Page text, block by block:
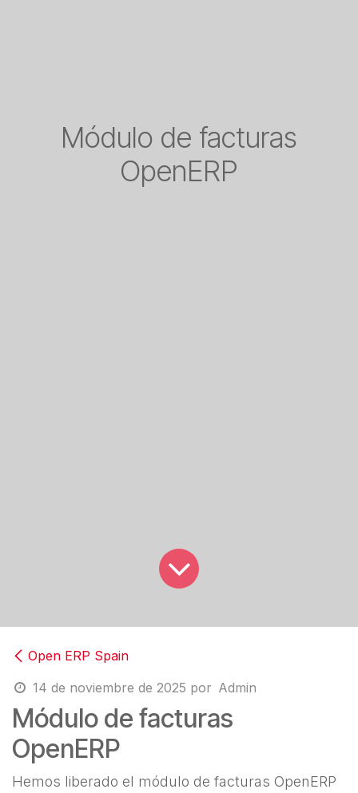
Módulo de facturas
OpenERP
Open ERP Spain
14 de noviembre de 2025 por Admin
Módulo de facturas
OpenERP
Hemos liberado el módulo de facturas OpenERP